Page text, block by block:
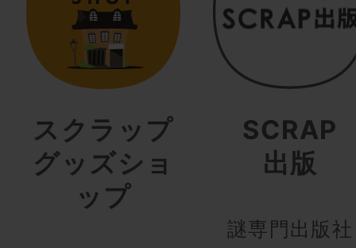
スクラップ
グッズショ
ップ
SCRAP
出版
謎専門出版社